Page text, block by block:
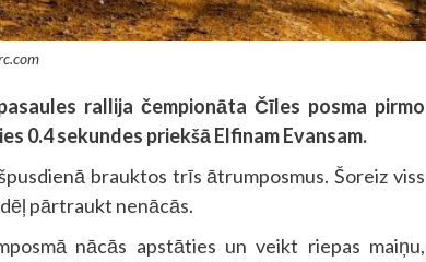
rallija čempionāta Čīles posma pirmo
0.4 sekundes priekšā Elfinam Evansam.
brauktos trīs ātrumposmus. Šoreiz viss
pārtraukt nenācās.
nācās apstāties un veikt riepas maiņu,